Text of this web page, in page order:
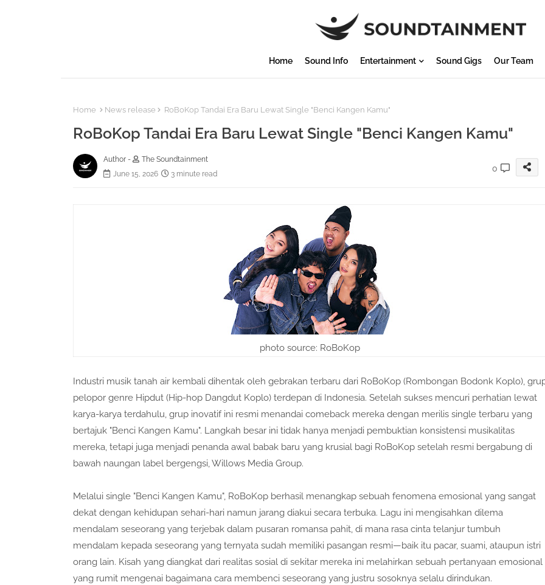
Home Sound Info Entertainment Sound Gigs Our Team
Home News release RoBoKop Tandai Era Baru Lewat Single "Benci Kangen Kamu"
RoBoKop Tandai Era Baru Lewat Single "Benci Kangen Kamu"
Author -
The Soundtainment
June 15, 2026
3 minute read
0
photo source: RoBoKop
Industri musik tanah air kembali dihentak oleh gebrakan terbaru dari RoBoKop (Rombongan Bodonk Koplo),
pelopor genre Hipdut (Hip-hop Dangdut Koplo) terdepan di Indonesia. Setelah sukses mencuri perhatian lewat
karya-karya terdahulu, grup inovatif ini resmi menandai comeback mereka dengan merilis single terbaru yang
bertajuk "Benci Kangen Kamu". Langkah besar ini tidak hanya menjadi pembuktian konsistensi musikalitas
mereka, tetapi juga menjadi penanda awal babak baru yang krusial bagi RoBoKop setelah resmi bergabung di
bawah naungan label bergengsi, Willows Media Group.
Melalui single "Benci Kangen Kamu", RoBoKop berhasil menangkap sebuah fenomena emosional yang sangat
dekat dengan kehidupan sehari-hari namun jarang diakui secara terbuka. Lagu ini mengisahkan dilema
mendalam seseorang yang terjebak dalam pusaran romansa pahit, di mana rasa cinta telanjur tumbuh
mendalam kepada seseorang yang ternyata sudah memiliki pasangan resmi—baik itu pacar, suami, ataupun istri
orang lain. Kisah yang diangkat dari realitas sosial di sekitar mereka ini melahirkan sebuah pertanyaan emosional
yang rumit mengenai bagaimana cara membenci seseorang yang justru sosoknya selalu dirindukan.